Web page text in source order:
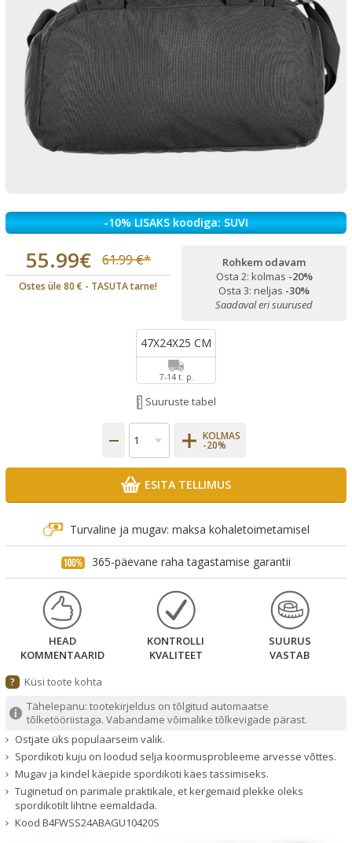
-10% LISAKS koodiga: SUVI
55.99€ 61.99 €*
Ostes üle 80 € - TASUTA tarne!
Rohkem odavam
Osta 2: kolmas -20%
Osta 3: neljas -30%
Saadaval eri suurused
47X24X25 CM
7-14 t. p.
Suuruste tabel
KOLMAS
-20%
ESITA TELLIMUS
Turvaline ja mugav: maksa kohaletoimetamisel
365-päevane raha tagastamise garantii
HEAD
KOMMENTAARID
KONTROLLI
KVALITEET
SUURUS
VASTAB
?
Küsi toote kohta
Tähelepanu: tootekirjeldus on tõlgitud automaatse
tõlketööriistaga. Vabandame võimalike tõlkevigade pärast.
Ostjate üks populaarseim valik.
Spordikoti kuju on loodud selja koormusprobleeme arvesse võttes.
Mugav ja kindel käepide spordikoti käes tassimiseks.
Tuginetud on parimale praktikale, et kergemaid plekke oleks
spordikotilt lihtne eemaldada.
Kood B4FWSS24ABAGU10420S